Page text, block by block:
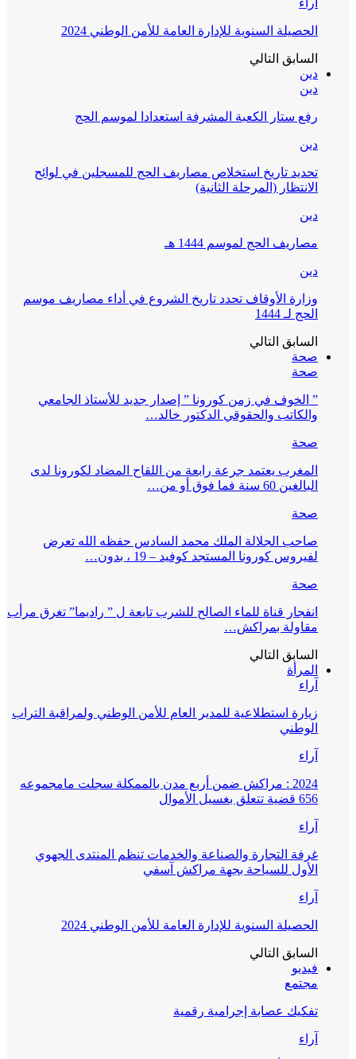
آراء
الحصيلة السنوية للإدارة العامة للأمن الوطني 2024
السابق التالي
دين
دين
رفع ستار الكعبة المشرفة استعدادا لموسم الحج
دين
تحديد تاريخ استخلاص مصاريف الحج للمسجلين في لوائح
الانتظار (المرحلة الثانية)
دين
مصاريف الحج لموسم 1444 هـ
دين
وزارة الأوقاف تحدد تاريخ الشروع في أداء مصاريف موسم
الحج لـ 1444
السابق التالي
صحة
صحة
” الخوف في زمن كورونا ” إصدار جديد للأستاذ الجامعي
والكاتب والحقوقي الدكتور خالد…
صحة
المغرب يعتمد جرعة رابعة من اللقاح المضاد لكورونا لدى
البالغين 60 سنة فما فوق أو من…
صحة
صاحب الجلالة الملك محمد السادس حفظه الله تعرض
لفيروس كورونا المستجد كوفيد – 19 ، بدون…
صحة
انفجار قناة للماء الصالح للشرب تابعة ل ” راديما” تغرق مرأب
مقاولة بمراكش…
السابق التالي
المرأة
آراء
زيارة استطلاعية للمدير العام للأمن الوطني ولمراقبة التراب
الوطني
آراء
2024 : مراكش ضمن أربع مدن بالممكلة سجلت مامجموعه
656 قضية تتعلق بغسيل الأموال
آراء
غرفة التجارة والصناعة والخدمات تنظم المنتدى الجهوي
الأول للسياحة بجهة مراكش آسفي
آراء
الحصيلة السنوية للإدارة العامة للأمن الوطني 2024
السابق التالي
فيديو
مجتمع
تفكيك عصابة إجرامية رقمية
آراء